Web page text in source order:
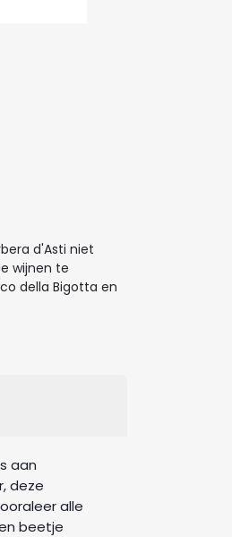
d'Asti niet
wijnen te
della Bigotta en
aan
deze
alle
beetje